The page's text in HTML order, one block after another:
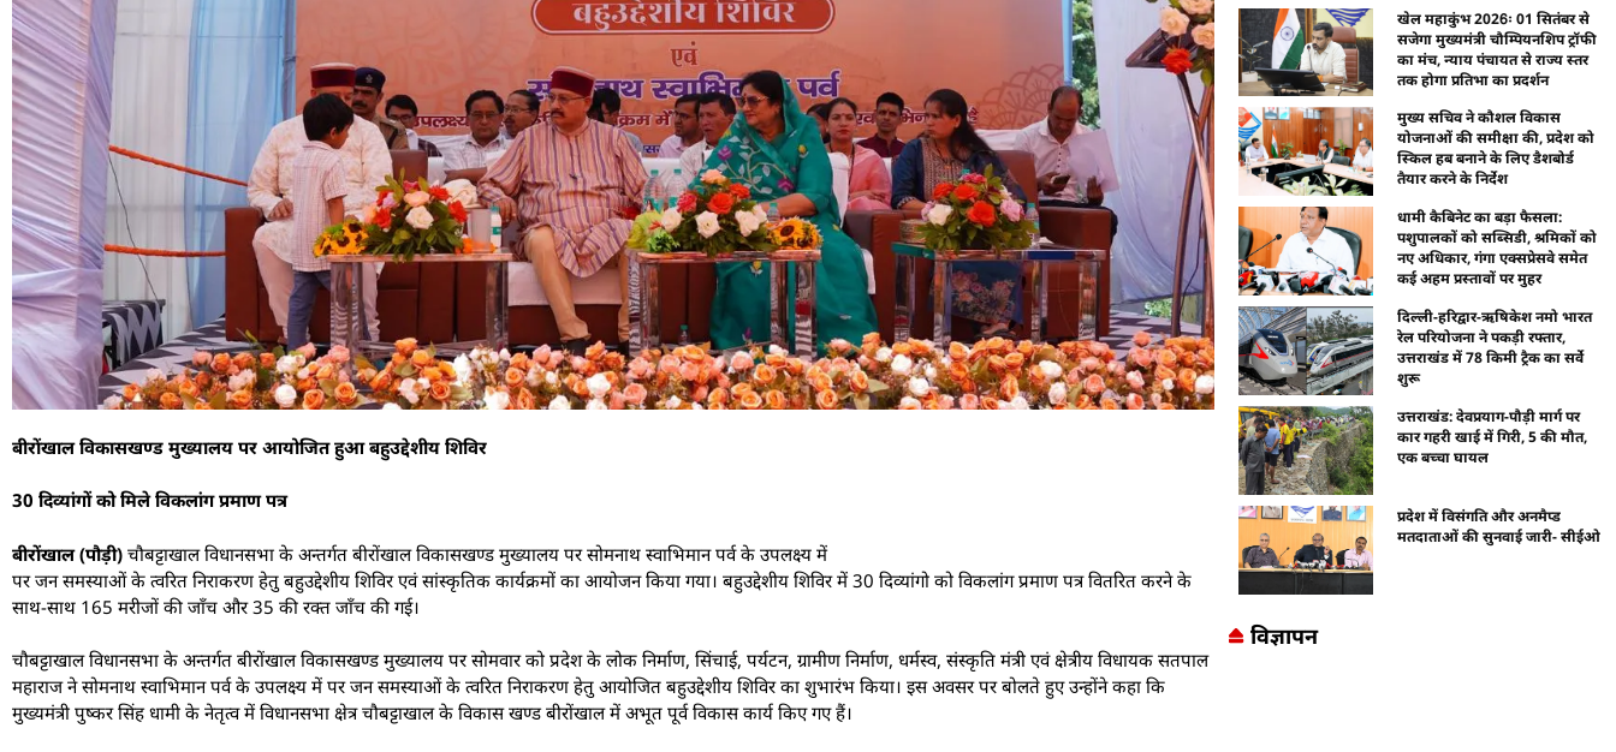
बीरोंखाल विकासखण्ड मुख्यालय पर आयोजित हुआ बहुउद्देशीय शिविर
30 दिव्यांगों को मिले विकलांग प्रमाण पत्र
बीरोंखाल (पौड़ी) चौबट्टाखाल विधानसभा के अन्तर्गत बीरोंखाल विकासखण्ड मुख्यालय पर सोमनाथ स्वाभिमान पर्व के उपलक्ष्य में
पर जन समस्याओं के त्वरित निराकरण हेतु बहुउद्देशीय शिविर एवं सांस्कृतिक कार्यक्रमों का आयोजन किया गया। बहुउद्देशीय शिविर में 30 दिव्यांगो को विकलांग प्रमाण पत्र वितरित करने के
साथ-साथ 165 मरीजों की जाँच और 35 की रक्त जाँच की गई।
चौबट्टाखाल विधानसभा के अन्तर्गत बीरोंखाल विकासखण्ड मुख्यालय पर सोमवार को प्रदेश के लोक निर्माण, सिंचाई, पर्यटन, ग्रामीण निर्माण, धर्मस्व, संस्कृति मंत्री एवं क्षेत्रीय विधायक सतपाल
महाराज ने सोमनाथ स्वाभिमान पर्व के उपलक्ष्य में पर जन समस्याओं के त्वरित निराकरण हेतु आयोजित बहुउद्देशीय शिविर का शुभारंभ किया। इस अवसर पर बोलते हुए उन्होंने कहा कि
मुख्यमंत्री पुष्कर सिंह धामी के नेतृत्व में विधानसभा क्षेत्र चौबट्टाखाल के विकास खण्ड बीरोंखाल में अभूत पूर्व विकास कार्य किए गए हैं।
खेल महाकुंभ 2026ः 01 सितंबर से
सजेगा मुख्यमंत्री चौम्पियनशिप ट्रॉफी
का मंच, न्याय पंचायत से राज्य स्तर
तक होगा प्रतिभा का प्रदर्शन
मुख्य सचिव ने कौशल विकास
योजनाओं की समीक्षा की, प्रदेश को
स्किल हब बनाने के लिए डैशबोर्ड
तैयार करने के निर्देश
धामी कैबिनेट का बड़ा फैसला:
पशुपालकों को सब्सिडी, श्रमिकों को
नए अधिकार, गंगा एक्सप्रेसवे समेत
कई अहम प्रस्तावों पर मुहर
दिल्ली-हरिद्वार-ऋषिकेश नमो भारत
रेल परियोजना ने पकड़ी रफ्तार,
उत्तराखंड में 78 किमी ट्रैक का सर्वे
शुरू
उत्तराखंड: देवप्रयाग-पौड़ी मार्ग पर
कार गहरी खाई में गिरी, 5 की मौत,
एक बच्चा घायल
प्रदेश में विसंगति और अनमैप्ड
मतदाताओं की सुनवाई जारी- सीईओ
विज्ञापन